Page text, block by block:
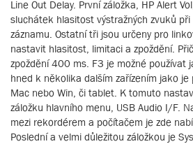
Line Out Delay. První záložka, HP Alert
sluchátek hlasitost výstražných zvuků při
záznamu. Ostatní tři jsou určeny pro
nastavit hlasitost, limitaci a zpoždění.
zpoždění 400 ms. F3 je možné používat
hned k několika dalším zařízením jako je
Mac nebo Win, či tablet. K tomuto
záložku hlavního menu, USB Audio I/F.
mezi rekordérem a počítačem je zde
Poslední a velmi důležitou záložkou je